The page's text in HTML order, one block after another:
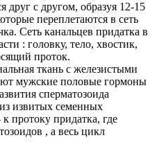
с другом, образуя 12-15
переплетаются в сеть
Сеть канальцев придатка в
: головку, тело, хвостик,
проток.
ткань с железистыми
мужские половые гормоны
сперматозоида
извитых семенных
протоку придатка, где
, а весь цикл